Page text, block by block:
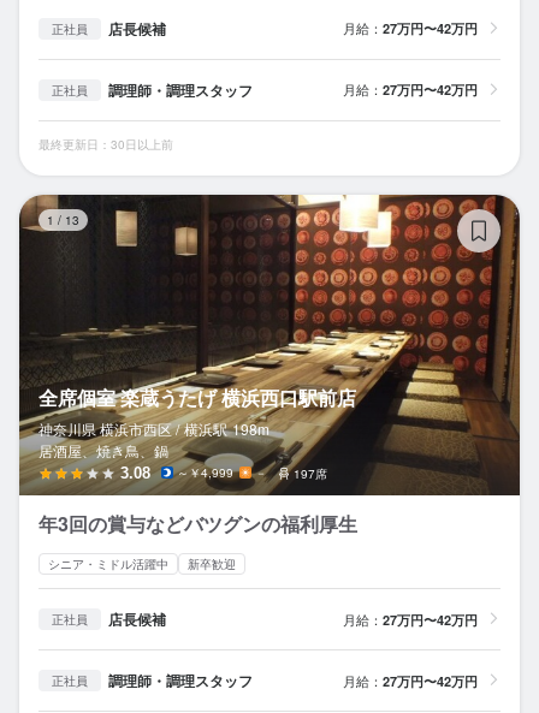
正社員 店長候補 月給： 27万円〜42万円
正社員 調理師・調理スタッフ 月給： 27万円〜42万円
最終更新日：30日以上前
1 / 13
全席個室 楽蔵うたげ 横浜西口駅前店
神奈川県 横浜市西区 / 横浜駅 198m
居酒屋、焼き鳥、鍋
3.08 ～￥4,999 － 197席
年3回の賞与などバツグンの福利厚生
シニア・ミドル活躍中 新卒歓迎
正社員 店長候補 月給： 27万円〜42万円
正社員 調理師・調理スタッフ 月給： 27万円〜42万円